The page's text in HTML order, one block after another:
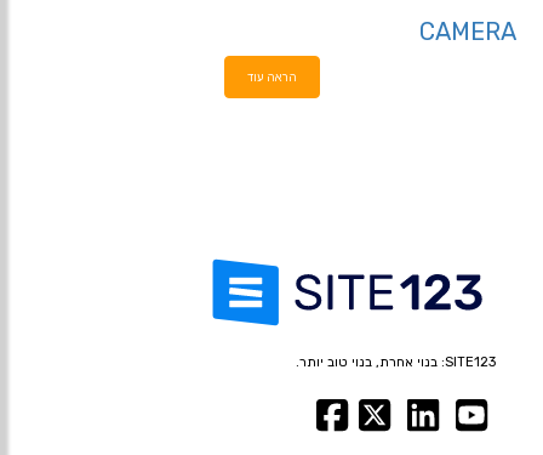
CAMERA
הראה עוד
SITE123: בנוי אחרת, בנוי טוב יותר.